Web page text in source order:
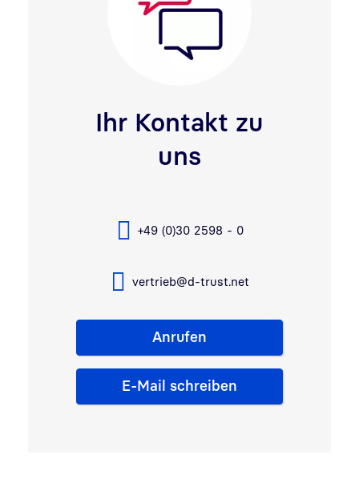
Ihr Kontakt zu
uns
+49 (0)30 2598 - 0
vertrieb@d-trust.net
Anrufen
E-Mail schreiben